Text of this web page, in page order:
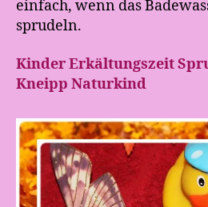
einfach, wenn das
sprudeln.
Kinder Erkältungszeit
Kneipp Naturkind